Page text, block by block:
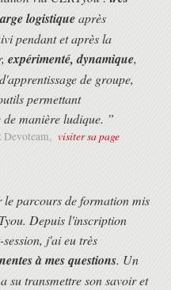
SOLID, Craftmanship )
(TDD, ATDD)
entre le présentiel et le
des franciliens pour
en fonction des
différents participants.
vous sera remise en fin de
maximum de 14 participants.
logistiqueaprès
pendant et après la
expérimenté, dynamique,
de groupe,
permettant
manière ludique. ”
Devoteam, visiter sa page
le parcours de formation mis
Depuis l'inscription
j'ai eu très
à mes questions. Un
su transmettre son savoir et